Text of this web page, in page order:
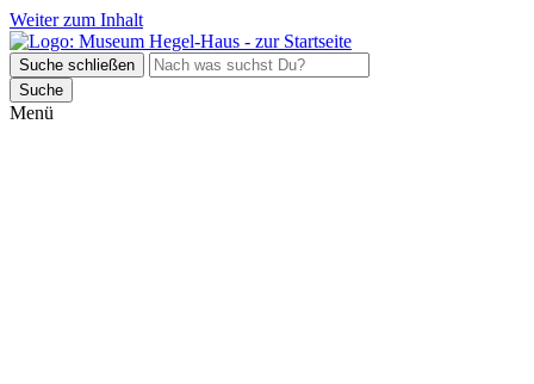
Weiter zum Inhalt
Suche schließen
Suche
Menü